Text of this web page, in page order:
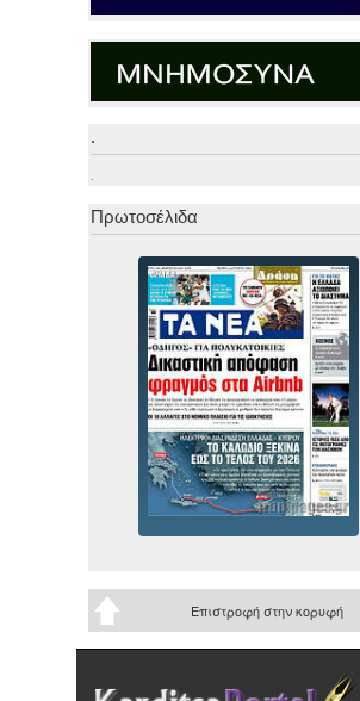
.
.
Πρωτοσέλιδα
Επιστροφή στην κορυφή